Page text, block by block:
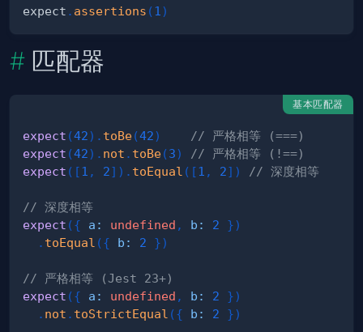
expect . assertions (1 )
匹配器
基本匹配器
expect (42) . toBe(42)
// 严格相等 (===)
expect (42) . not . toBe(3)
// 严格相等 (!==)
expect ( [1 , 2] ) . toEqual ( [1 , 2] ) // 深度相等
// 深度相等
expect ({ a : undefined , b : 2 })
. toEqual ({ b : 2 })
// 严格相等 (Jest 23+)
expect ({ a : undefined , b : 2 })
. not . toStrictEqual ({ b : 2 })